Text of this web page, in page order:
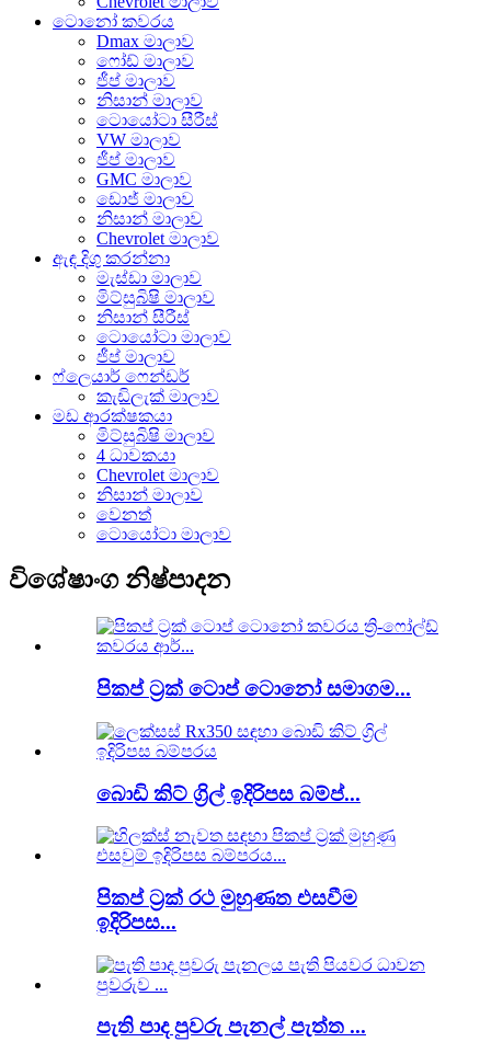
ටොනෝ කවරය
Dmax මාලාව
ෆෝඩ් මාලාව
ජීප් මාලාව
නිසාන් මාලාව
ටොයෝටා සීරීස්
VW මාලාව
ජීප් මාලාව
GMC මාලාව
ඩොජ් මාලාව
නිසාන් මාලාව
Chevrolet මාලාව
ඇඳ දිගු කරන්නා
මැස්ඩා මාලාව
මිට්සුබිෂි මාලාව
නිසාන් සීරීස්
ටොයෝටා මාලාව
ජීප් මාලාව
ෆ්ලෙයාර් ෆෙන්ඩර්
කැඩිලැක් මාලාව
මඩ ආරක්ෂකයා
මිට්සුබිෂි මාලාව
4 ධාවකයා
Chevrolet මාලාව
නිසාන් මාලාව
වෙනත්
ටොයෝටා මාලාව
විශේෂාංග නිෂ්පාදන
පිකප් ට්‍රක් ටොප් ටොනෝ සමාගම...
බොඩි කිට් ග්‍රිල් ඉදිරිපස බම්ප්...
පිකප් ට්‍රක් රථ මුහුණත එසවීම
ඉදිරිපස...
පැති පාද පුවරු පැනල් පැත්ත ...